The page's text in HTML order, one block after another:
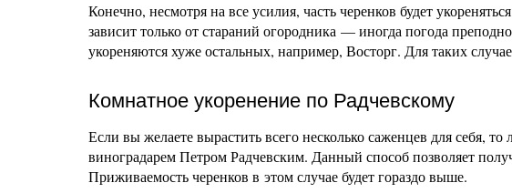
Конечно, несмотря на все усилия, часть черенков будет
зависит только от стараний огородника — иногда погода
укореняются хуже остальных, например, Восторг. Для таких
Комнатное укоренение по Радчевскому
Если вы желаете вырастить всего несколько саженцев для себя,
виноградарем Петром Радчевским. Данный способ позволяет
Приживаемость черенков в этом случае будет гораздо выше.